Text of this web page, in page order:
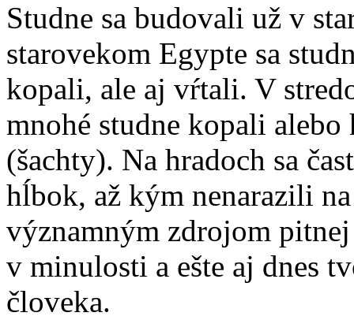
Studne sa budovali už v
starovekom Egypte sa
kopali, ale aj vŕtali. V
mnohé studne kopali
(šachty). Na hradoch sa
hĺbok, až kým nenarazili
významným zdrojom
v minulosti a ešte aj dnes
človeka.